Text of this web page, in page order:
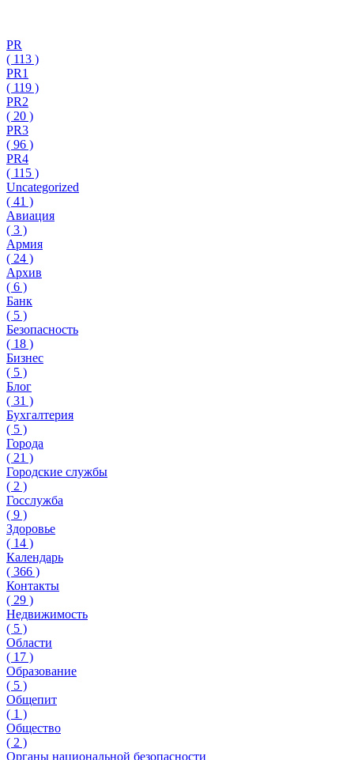
PR
( 113 )
PR1
( 119 )
PR2
( 20 )
PR3
( 96 )
PR4
( 115 )
Uncategorized
( 41 )
Авиация
( 3 )
Армия
( 24 )
Архив
( 6 )
Банк
( 5 )
Безопасность
( 18 )
Бизнес
( 5 )
Блог
( 31 )
Бухгалтерия
( 5 )
Города
( 21 )
Городские службы
( 2 )
Госслужба
( 9 )
Здоровье
( 14 )
Календарь
( 366 )
Контакты
( 29 )
Недвижимость
( 5 )
Области
( 17 )
Образование
( 5 )
Общепит
( 1 )
Общество
( 2 )
Органы национальной безопасности